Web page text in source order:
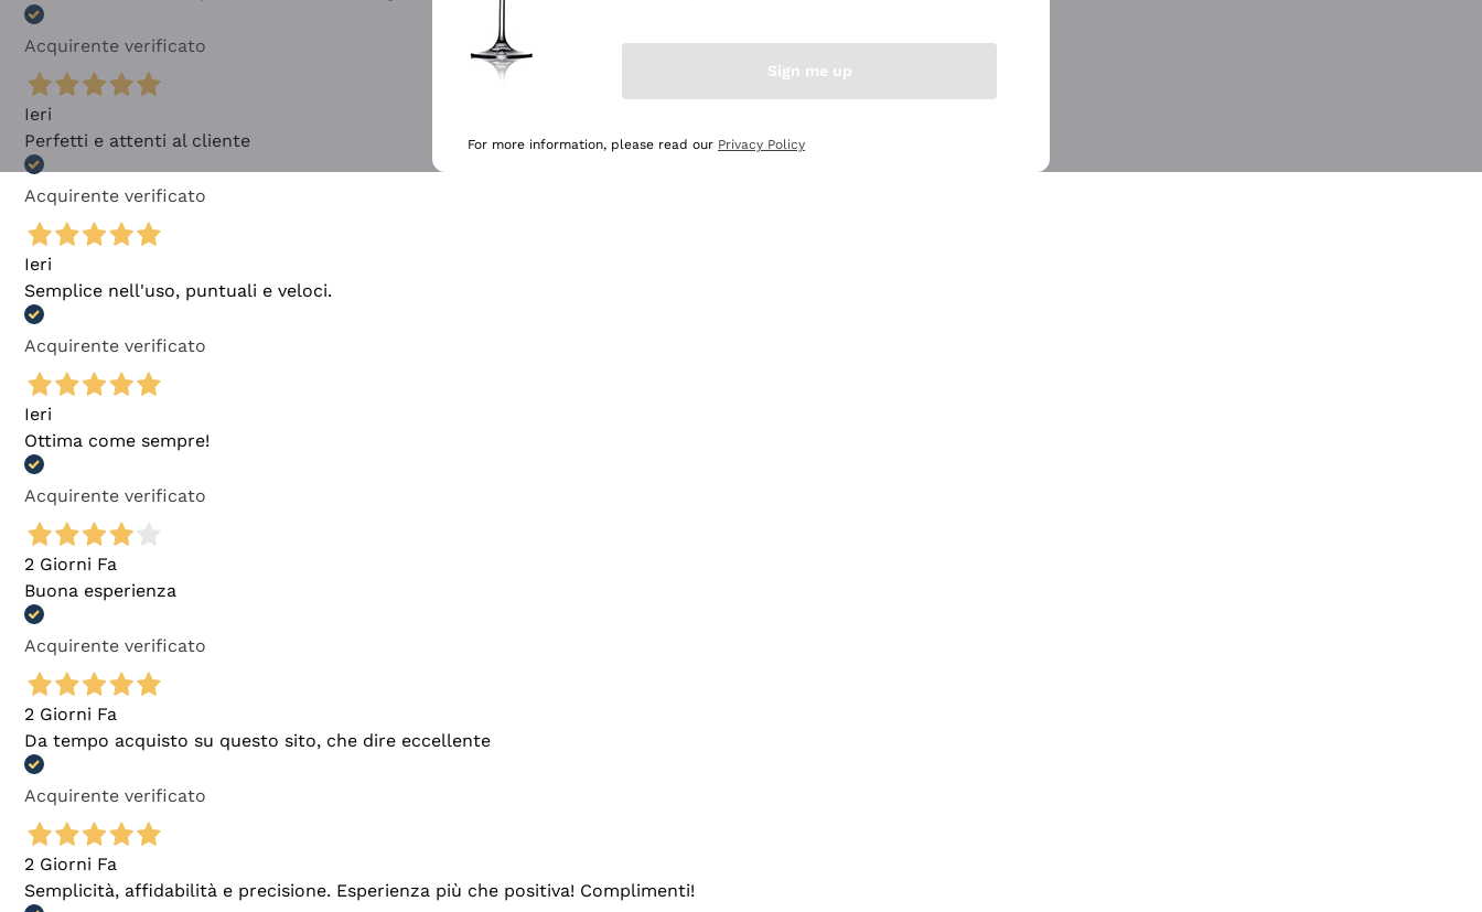
Acquirente verificato
Ieri
Perfetti e attenti al cliente
Acquirente verificato
Ieri
Semplice nell'uso, puntuali e veloci.
Acquirente verificato
Ieri
Ottima come sempre!
Acquirente verificato
2 Giorni Fa
Buona esperienza
Acquirente verificato
2 Giorni Fa
Da tempo acquisto su questo sito, che dire eccellente
Acquirente verificato
2 Giorni Fa
Semplicità, affidabilità e precisione. Esperienza più che positiva! Complimenti!
Sign me up
For more information, please read our Privacy Policy